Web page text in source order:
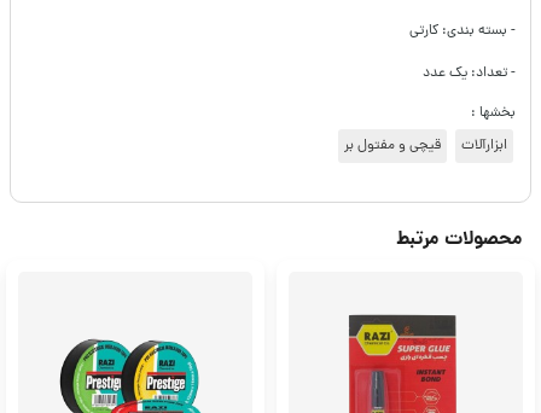
- بسته بندی: کارتی
- تعداد: یک عدد
بخشها :
ابزارآلات
قیچی و مفتول بر
محصولات مرتبط